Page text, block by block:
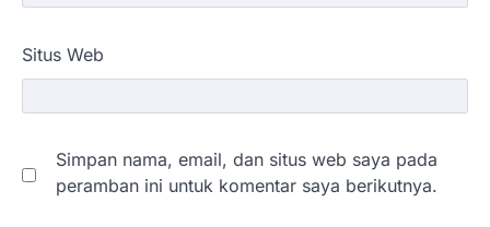
Situs Web
Simpan nama, email, dan situs web saya pada
peramban ini untuk komentar saya berikutnya.